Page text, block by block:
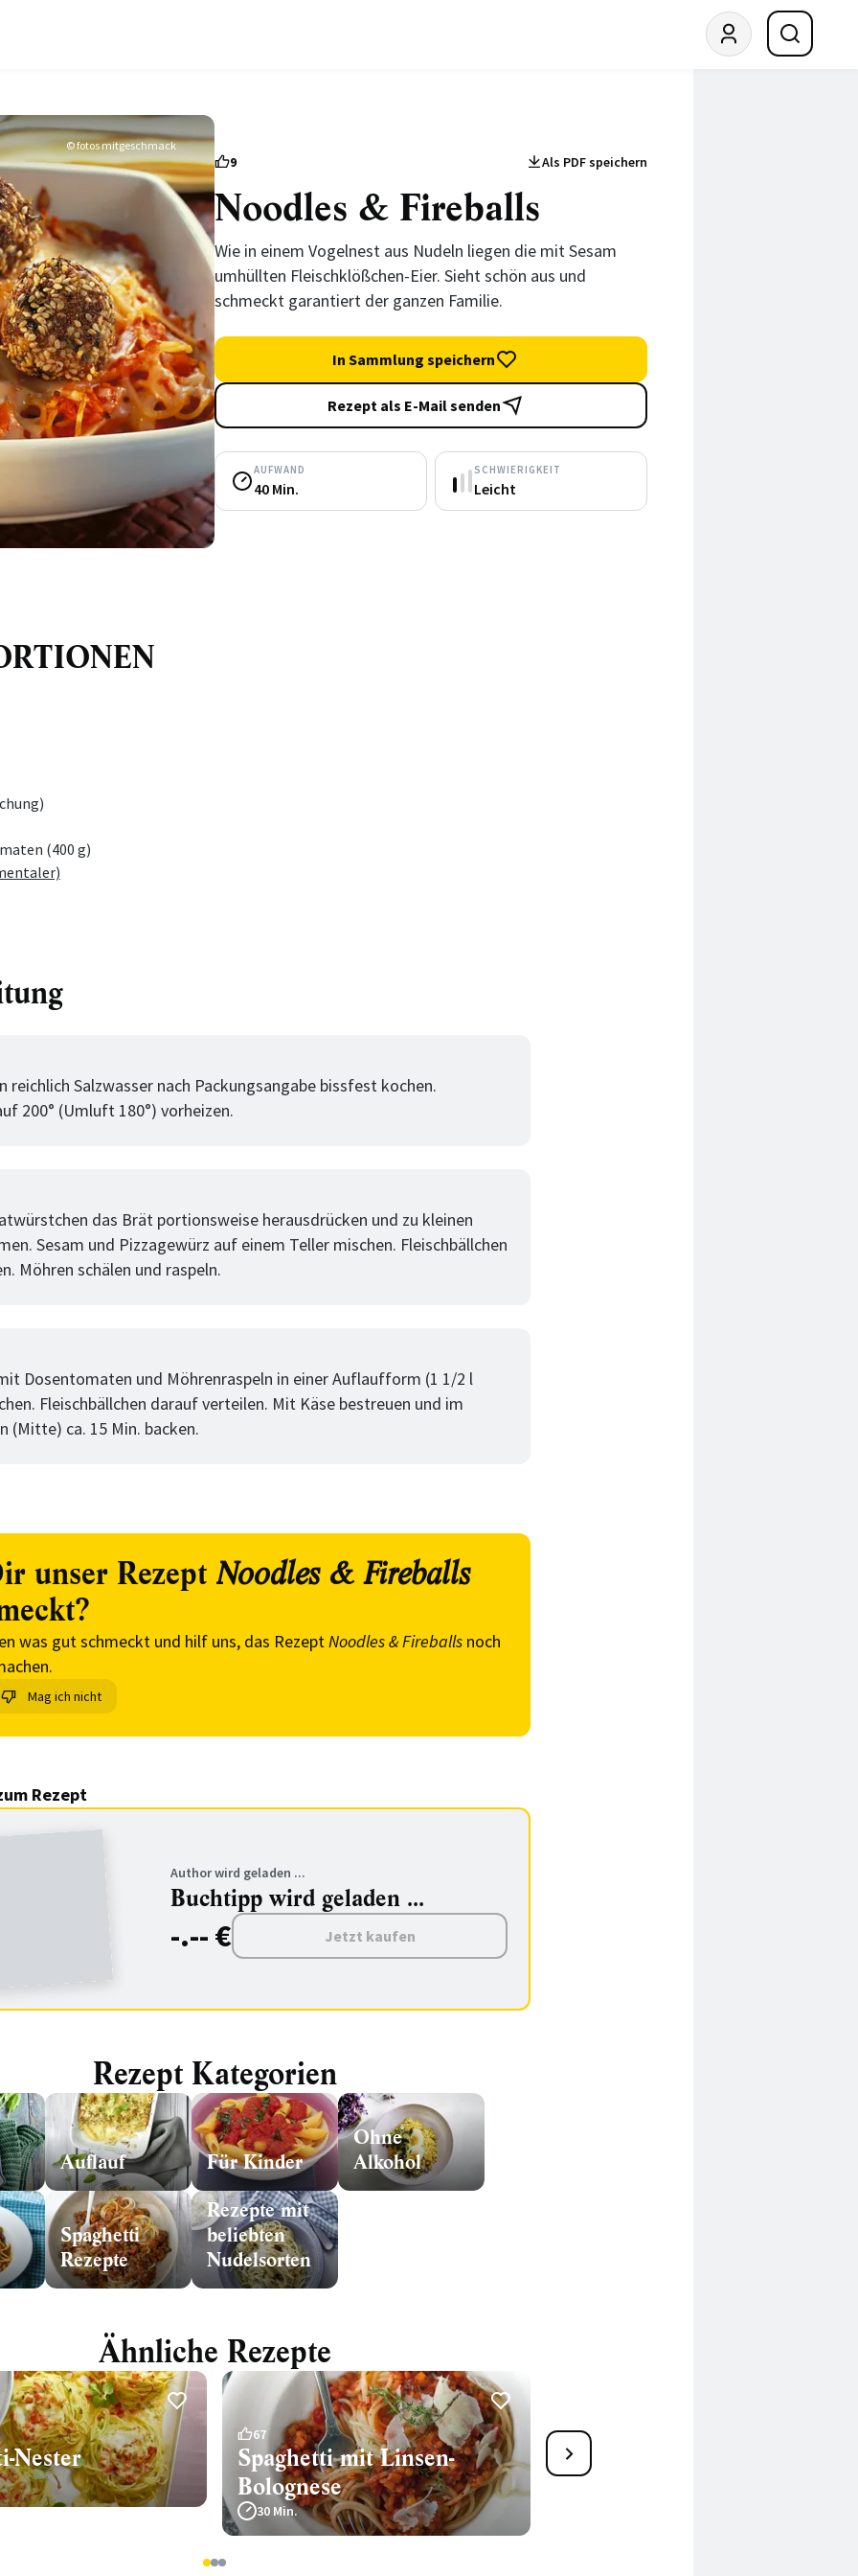
© fotos mitgeschmack
9 Als PDF speichern
Noodles & Fireballs
Wie in einem Vogelnest aus Nudeln liegen die mit Sesam
umhüllten Fleischklößchen-Eier. Sieht schön aus und
schmeckt garantiert der ganzen Familie.
In Sammlung speichern
Rezept als E-Mail senden
AUFWAND
40 Min.
SCHWIERIGKEIT
Leicht
(400 g)
reichlich Salzwasser nach Packungsangabe bissfest kochen.
200° (Umluft 180°) vorheizen.
das Brät portionsweise herausdrücken und zu kleinen
Sesam und Pizzagewürz auf einem Teller mischen. Fleischbällchen
Möhren schälen und raspeln.
Dosentomaten und Möhrenraspeln in einer Auflaufform (1 1/2 l
Fleischbällchen darauf verteilen. Mit Käse bestreuen und im
(Mitte) ca. 15 Min. backen.
unser Rezept Noodles & Fireballs
was gut schmeckt und hilf uns, das RezeptNoodles & Fireballs noch
Mag ich nicht
Rezept
Author wird geladen ...
Buchtipp wird geladen ...
-.-- € Jetzt kaufen
Rezept Kategorien
Auflauf Für Kinder
Ohne
Alkohol
Spaghetti
Rezepte
Rezepte mit
beliebten
Nudelsorten
Ähnliche Rezepte
Nester
67
Spaghetti mit Linsen-
Bolognese
30 Min.
6
Nudel-Frittata mit Mangold
55 Min.
123